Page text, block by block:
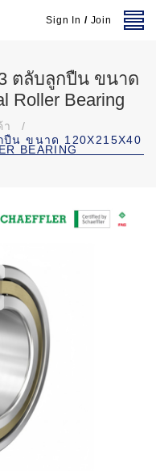
Sign In / Join
ตลับลูกปืน ขนาด
Roller Bearing
า
/
ปืน ขนาด 120X215X40
BEARING